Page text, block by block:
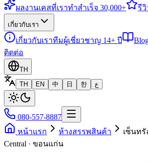
ผลงานเคสที่เราทำสำเร็จ 30,000+ รีวิ
เกี่ยวกับเรา
เกี่ยวกับเราทีมผู้เชี่ยวชาญ 14+ ปี
ติดต่อ
TH
TH
EN 中 日 한 ع
080-557-8887
หน้าแรก
ห้างสรรพสินค้า
เซ็นท
Central · ขอนแก่น